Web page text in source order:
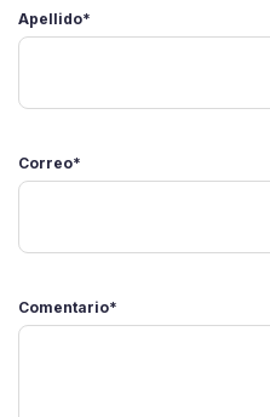
Apellido*
Correo*
Comentario*